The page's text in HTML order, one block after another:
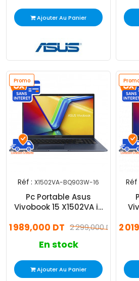
Ajouter Au Panier
Promo
Réf : X1502VA-BQ903W-16
Pc Portable Asus
Vivobook 15 X1502VA i5
2 299,000 DT
1 989,000 DT
En stock
Ajouter Au Panier
Réf
2